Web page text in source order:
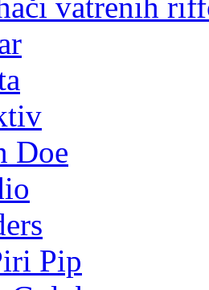
vatrenih
Doe
Pip